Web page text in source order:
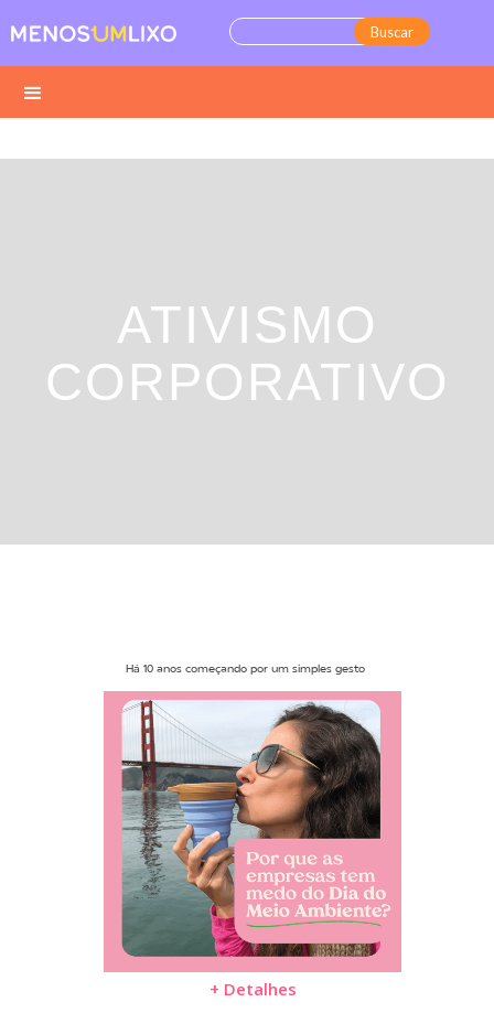
ATIVISMO
CORPORATIVO
Há 10 anos começando por um simples gesto
+ Detalhes